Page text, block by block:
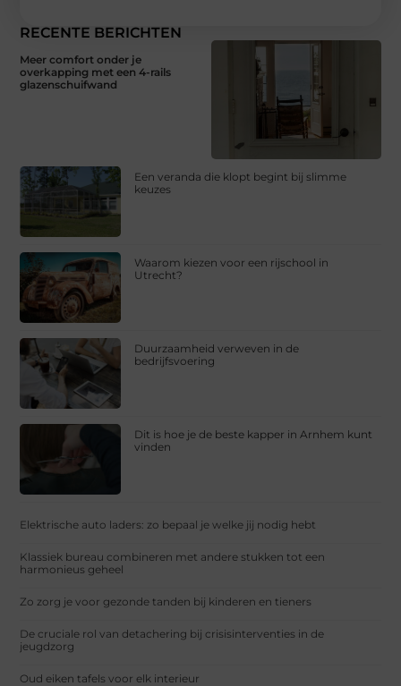
RECENTE BERICHTEN
Meer comfort onder je
overkapping met een 4-rails
glazenschuifwand
Een veranda die klopt begint bij slimme
keuzes
Waarom kiezen voor een rijschool in
Utrecht?
Duurzaamheid verweven in de
bedrijfsvoering
Dit is hoe je de beste kapper in Arnhem kunt
vinden
Elektrische auto laders: zo bepaal je welke jij nodig hebt
Klassiek bureau combineren met andere stukken tot een
harmonieus geheel
Zo zorg je voor gezonde tanden bij kinderen en tieners
De cruciale rol van detachering bij crisisinterventies in de
jeugdzorg
Oud eiken tafels voor elk interieur